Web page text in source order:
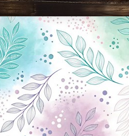
формат, новини Чернігова, події в Чернігові: політика, економіка, аналітика, культура, відеоновини, екологія, спортивний Чернігів, туризм, Чернігів